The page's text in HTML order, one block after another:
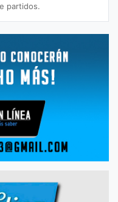
partidos.